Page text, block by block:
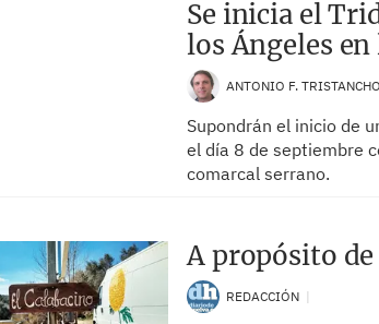
Se inicia el
los Ángeles
ANTONIO F. TRISTANCHO
Supondrán el inicio de
el día 8 de septiembre
comarcal serrano.
A propósito
REDACCIÓN